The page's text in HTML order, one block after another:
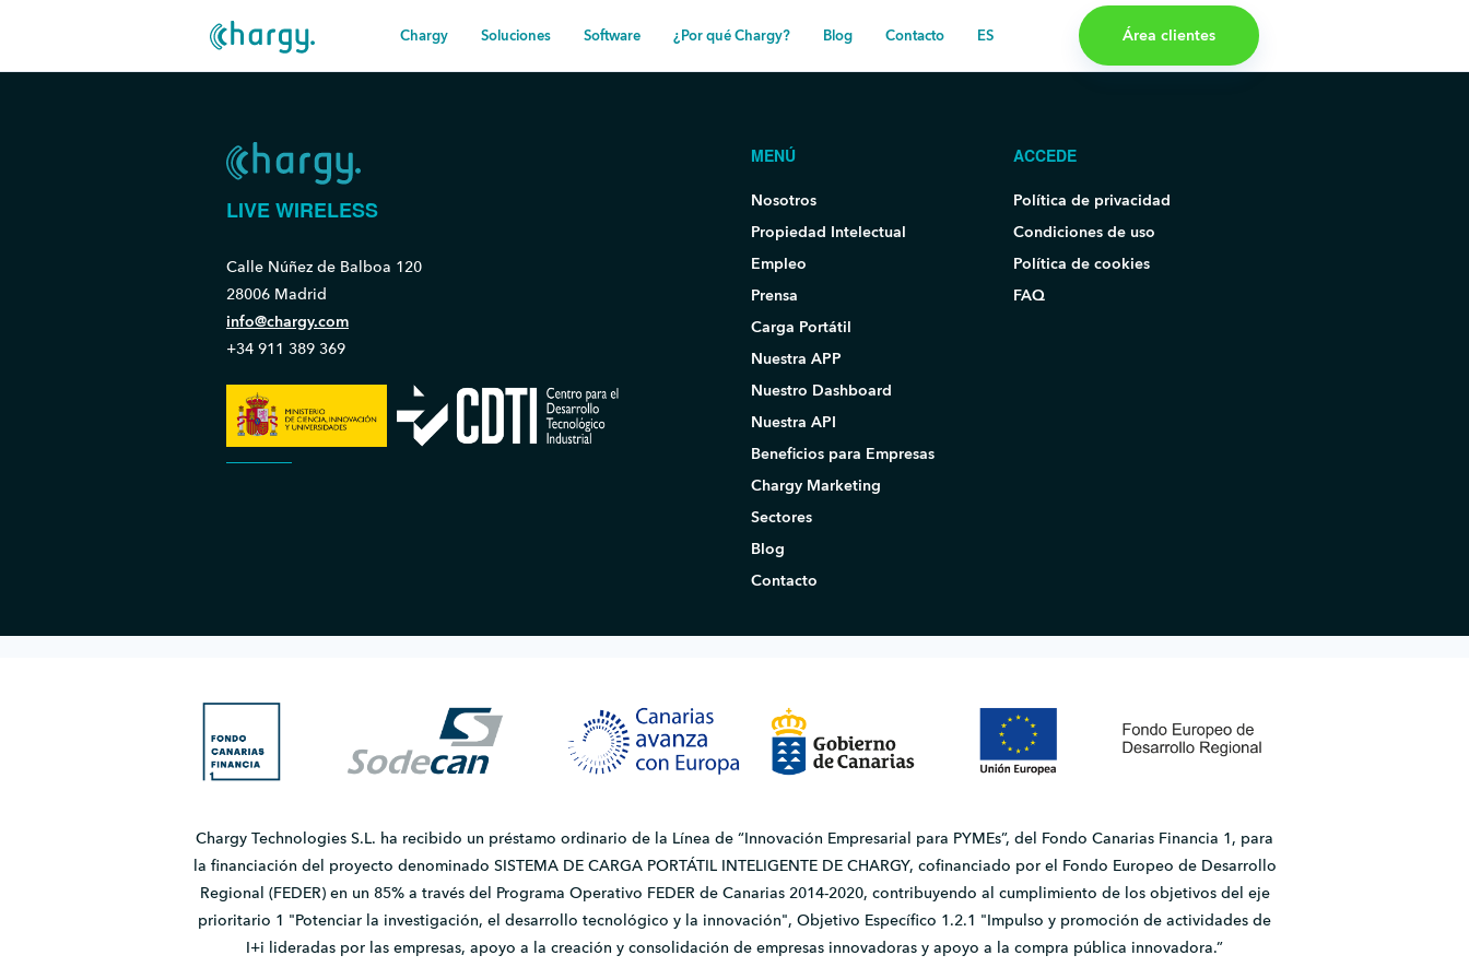
Chargy Soluciones Software ¿Por qué Chargy? Blog Contacto ES Área clientes
LIVE WIRELESS
Calle Núñez de Balboa 120
28006 Madrid
info@chargy.com
+34 911 389 369
MENÚ
Nosotros
Propiedad Intelectual
Empleo
Prensa
Carga Portátil
Nuestra APP
Nuestro Dashboard
Nuestra API
Beneficios para Empresas
Chargy Marketing
Sectores
Blog
Contacto
ACCEDE
Política de privacidad
Condiciones de uso
Política de cookies
FAQ
Chargy Technologies S.L. ha recibido un préstamo ordinario de la Línea de “Innovación Empresarial para PYMEs”, del Fondo Canarias Financia 1, para
la financiación del proyecto denominado SISTEMA DE CARGA PORTÁTIL INTELIGENTE DE CHARGY, cofinanciado por el Fondo Europeo de Desarrollo
Regional (FEDER) en un 85% a través del Programa Operativo FEDER de Canarias 2014-2020, contribuyendo al cumplimiento de los objetivos del eje
prioritario 1 "Potenciar la investigación, el desarrollo tecnológico y la innovación", Objetivo Específico 1.2.1 "Impulso y promoción de actividades de
I+i lideradas por las empresas, apoyo a la creación y consolidación de empresas innovadoras y apoyo a la compra pública innovadora.”